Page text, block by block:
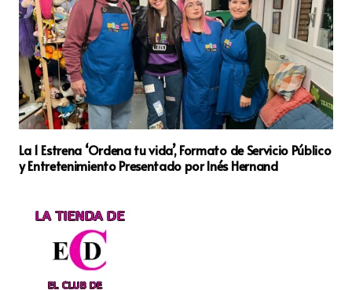
La 1 Estrena ‘Ordena tu vida’, Formato de Servicio Público
y Entretenimiento Presentado por Inés Hernand